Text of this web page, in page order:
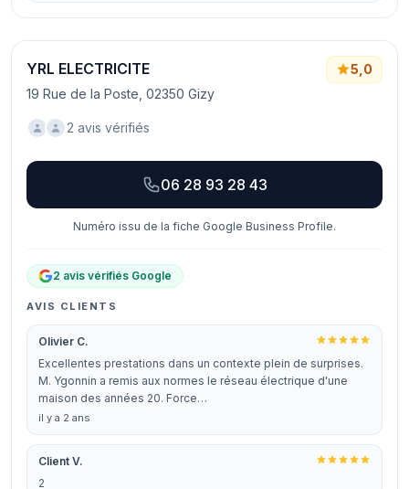
YRL ELECTRICITE
19 Rue de la Poste, 02350 Gizy
5,0
2 avis vérifiés
06 28 93 28 43
Numéro issu de la fiche Google Business Profile.
2 avis vérifiés Google
AVIS CLIENTS
Olivier C.
Excellentes prestations dans un contexte plein de surprises.
M. Ygonnin a remis aux normes le réseau électrique d'une
maison des années 20. Force…
il y a 2 ans
Client V.
2